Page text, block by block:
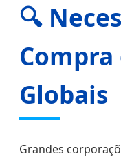
🔍
Compra
Globais
Grandes